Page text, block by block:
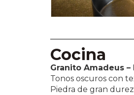
Cocina
Granito Amadeus –
Tonos oscuros con
Piedra de gran